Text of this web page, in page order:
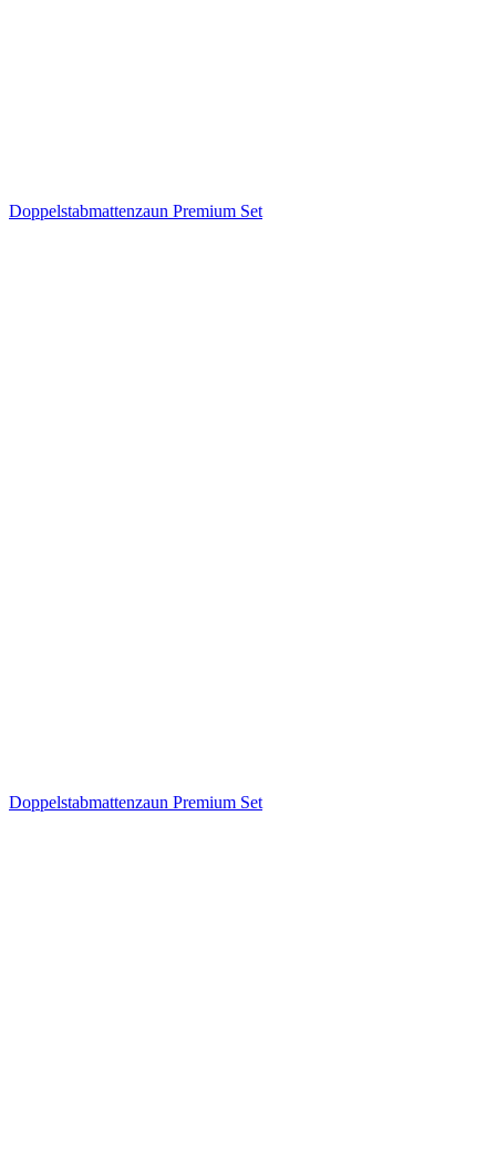
Doppelstabmattenzaun Premium Set
Doppelstabmattenzaun Premium Set